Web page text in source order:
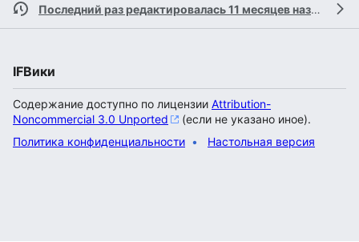
Последний раз редактировалась 11 месяцев назад
IFВики
Содержание доступно по лицензии Attribution-
Noncommercial 3.0 Unported
(если не указано иное).
Политика конфиденциальности
Настольная версия